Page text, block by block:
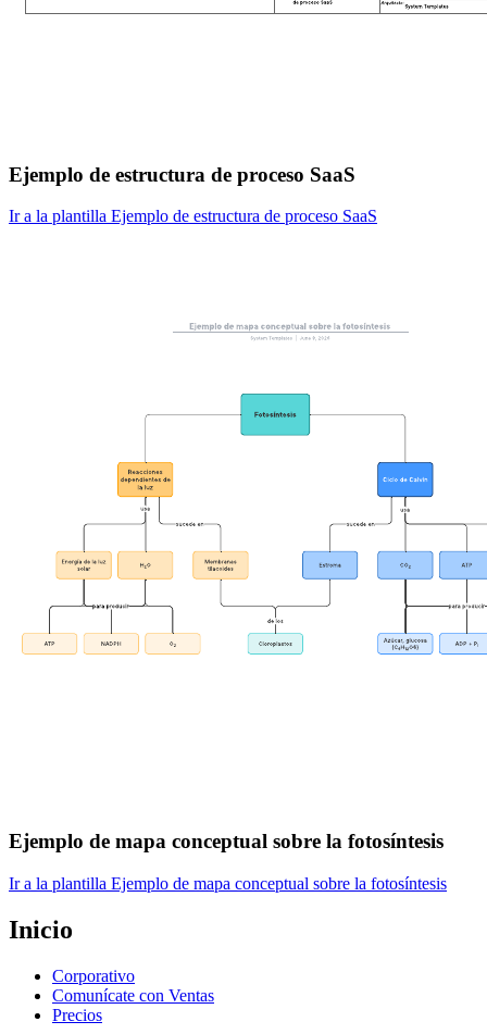
Ejemplo de estructura de proceso SaaS
Ir a la plantilla Ejemplo de estructura de proceso SaaS
Ejemplo de mapa conceptual sobre la fotosíntesis
Ir a la plantilla Ejemplo de mapa conceptual sobre la fotosíntesis
Inicio
Corporativo
Comunícate con Ventas
Precios